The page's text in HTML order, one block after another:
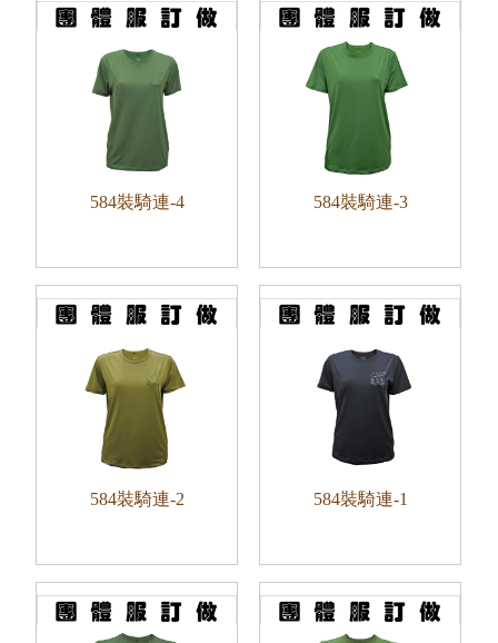
584裝騎連-4 584裝騎連-3
584裝騎連-2 584裝騎連-1